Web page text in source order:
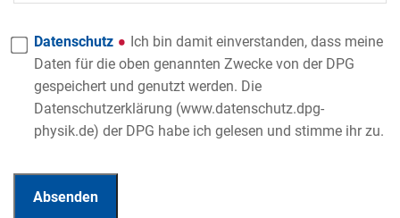
Datenschutz
Ich bin damit einverstanden, dass meine
Daten für die oben genannten Zwecke von der DPG
gespeichert und genutzt werden. Die
Datenschutzerklärung (www.datenschutz.dpg-
physik.de) der DPG habe ich gelesen und stimme ihr zu.